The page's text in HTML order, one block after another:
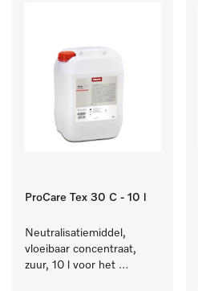
ProCare Tex 30 C - 10 l
Neutralisatiemiddel,
vloeibaar concentraat,
zuur, 10 l voor het